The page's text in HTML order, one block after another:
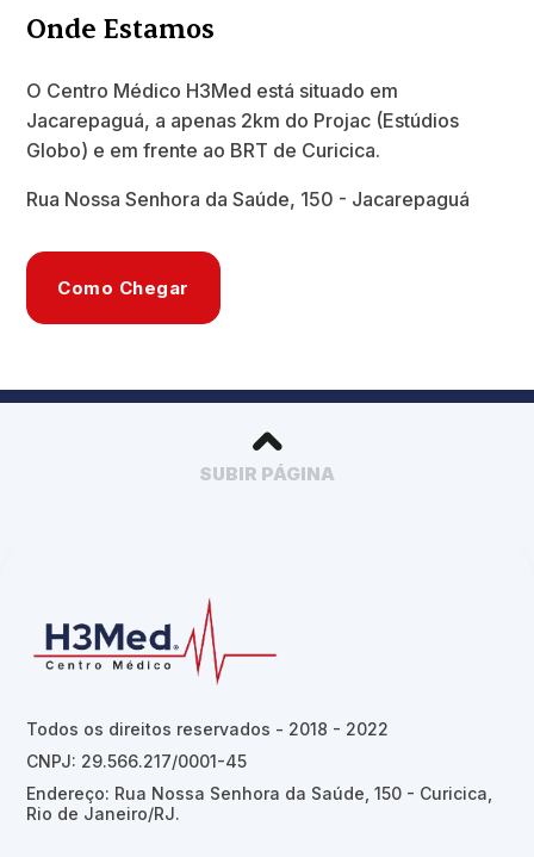
Onde Estamos
O Centro Médico H3Med está situado em
Jacarepaguá, a apenas 2km do Projac (Estúdios
Globo) e em frente ao BRT de Curicica.
Rua Nossa Senhora da Saúde, 150 - Jacarepaguá
Como Chegar
SUBIR PÁGINA
Todos os direitos reservados - 2018 - 2022
CNPJ: 29.566.217/0001-45
Endereço: Rua Nossa Senhora da Saúde, 150 - Curicica,
Rio de Janeiro/RJ.